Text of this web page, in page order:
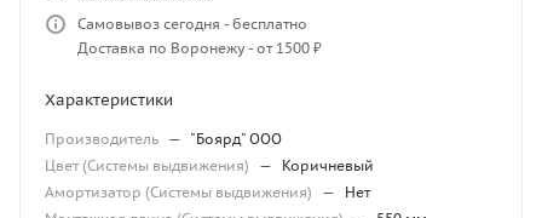
Самовывоз сегодня - бесплатно
Доставка по Воронежу - от 1500 ₽
Характеристики
Производитель — "Боярд" ООО
Цвет (Системы выдвижения)
—
Коричневый
Амортизатор (Системы выдвижения)
—
Нет